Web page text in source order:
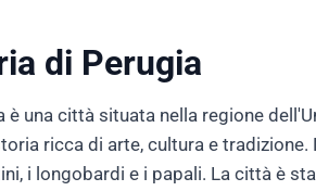
di Perugia
è una città situata nella regione
ricca di arte, cultura e
i longobardi e i papali. La città è